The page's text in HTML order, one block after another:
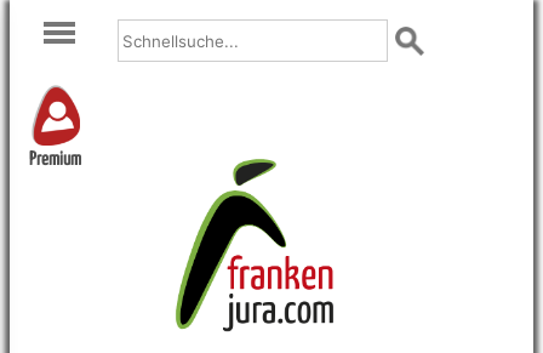
Premium